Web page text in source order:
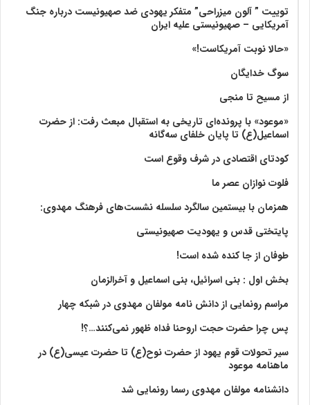
توییت ” آلون میزراحی” متفکر یهودی ضد صهیونیست درباره جنگ
آمریکایی – صهیونیستی علیه ایران
«حالا نوبت آمریکاست!»
سوگ خدایگان
از مسیح تا منجی
«موعود» با پرونده‌ای تاریخی به استقبال مبعث رفت: از حضرت
اسماعیل(ع) تا پایان خلفای سه‌گانه
کودتای اقتصادی در شرف وقوع است
فلوت نوازان عصر ما
همزمان با بیستمین سالگرد سلسله نشست‌های فرهنگ مهدوی:‌
پایتختی قدس و یهودیت صهیونیستی
طوفان از جا کنده شده است!
بخش اول : بنی اسرائیل، بنی اسماعیل و آخرالزمان
مراسم رونمایی از دانش نامه مولفان مهدوی در شبکه چهار
پس چرا حضرت حجت اروحنا فداه ظهور نمی‌کنند…؟!
سیر تحولات قوم یهود از حضرت نوح(ع) تا حضرت عیسی(ع) در
ماهنامه موعود
دانشنامه مولفان مهدوی رسما رونمایی شد